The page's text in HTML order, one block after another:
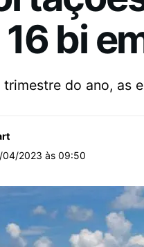
16 bi
do ano, as
04/2023 às 09:50